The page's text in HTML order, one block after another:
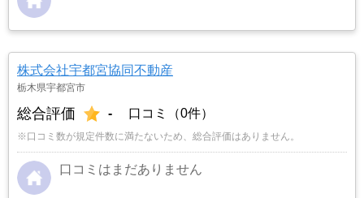
株式会社宇都宮協同不動産
栃木県宇都宮市
総合評価 - 口コミ（0件）
※口コミ数が規定件数に満たないため、総合評価はありません。
口コミはまだありません